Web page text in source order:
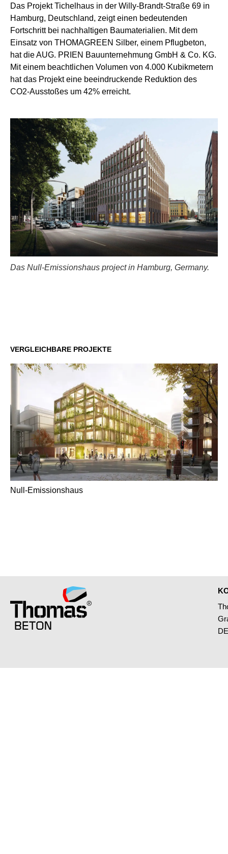
Das Projekt Tichelhaus in der Willy-Brandt-Straße 69 in
Hamburg, Deutschland, zeigt einen bedeutenden
Fortschritt bei nachhaltigen Baumaterialien. Mit dem
Einsatz von THOMAGREEN Silber, einem Pflugbeton,
hat die AUG. PRIEN Bauunternehmung GmbH & Co. KG.
Mit einem beachtlichen Volumen von 4.000 Kubikmetern
hat das Projekt eine beeindruckende Reduktion des
CO2-Ausstoßes um 42% erreicht.
Das Null-Emissionshaus project in Hamburg, Germany.
VERGLEICHBARE PROJEKTE
Null-Emissionshaus